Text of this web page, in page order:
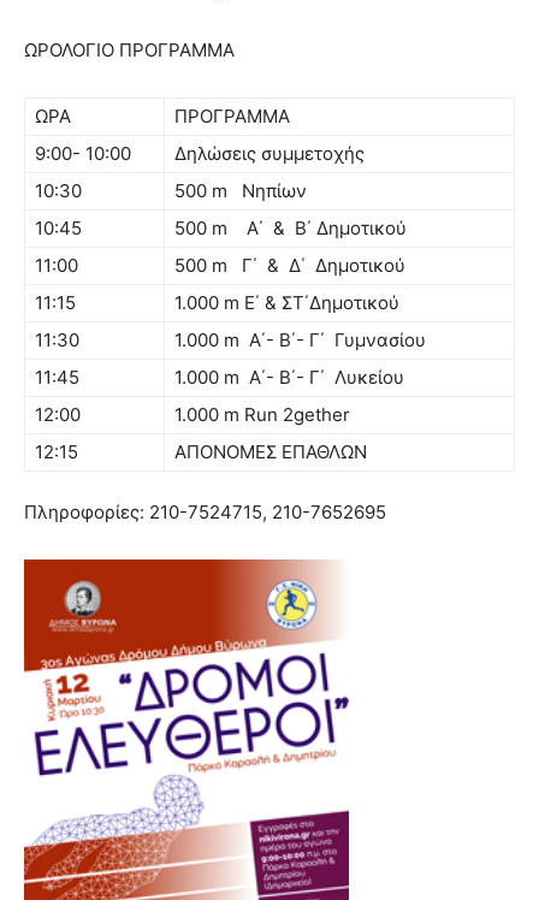
ΩΡΟΛΟΓΙΟ ΠΡΟΓΡΑΜΜΑ
ΩΡΑ
ΠΡΟΓΡΑΜΜΑ
9:00- 10:00
Δηλώσεις συμμετοχής
10:30
500 m Νηπίων
10:45
500 m Α΄ & Β΄ Δημοτικού
11:00
500 m Γ΄ & Δ΄ Δημοτικού
11:15
1.000 m Ε΄ & ΣΤ΄Δημοτικού
11:30
1.000 m Α΄- Β΄- Γ΄ Γυμνασίου
11:45
1.000 m Α΄- Β΄- Γ΄ Λυκείου
12:00
1.000 m Run 2gether
12:15
ΑΠΟΝΟΜΕΣ ΕΠΑΘΛΩΝ
Πληροφορίες: 210-7524715, 210-7652695